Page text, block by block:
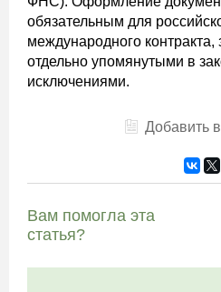
обязательным для
международного контракта,
отдельно упомянутыми в
исключениями.
Добавить
Вам помогла эта
статья?